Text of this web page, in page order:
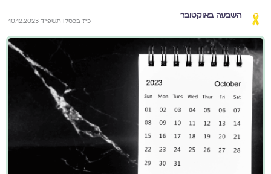
השבעה באוקטובר
כ״ז בכסלו תשפ״ד 10.12.2023